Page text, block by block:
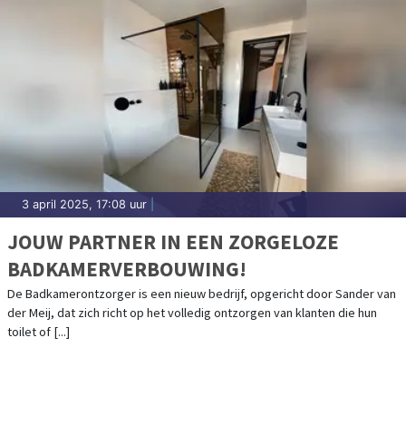
3 april 2025, 17:08 uur
JOUW PARTNER IN EEN ZORGELOZE
BADKAMERVERBOUWING!
De Badkamerontzorger is een nieuw bedrijf, opgericht door Sander van
der Meij, dat zich richt op het volledig ontzorgen van klanten die hun
toilet of [...]